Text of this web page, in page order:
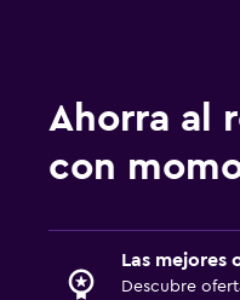
Ahorra al
con
Las mejores
Descubre